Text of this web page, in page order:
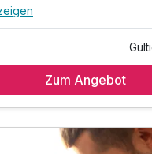
Frühstücksbuffet
Gesundheitswelt mit
Zum Angebot